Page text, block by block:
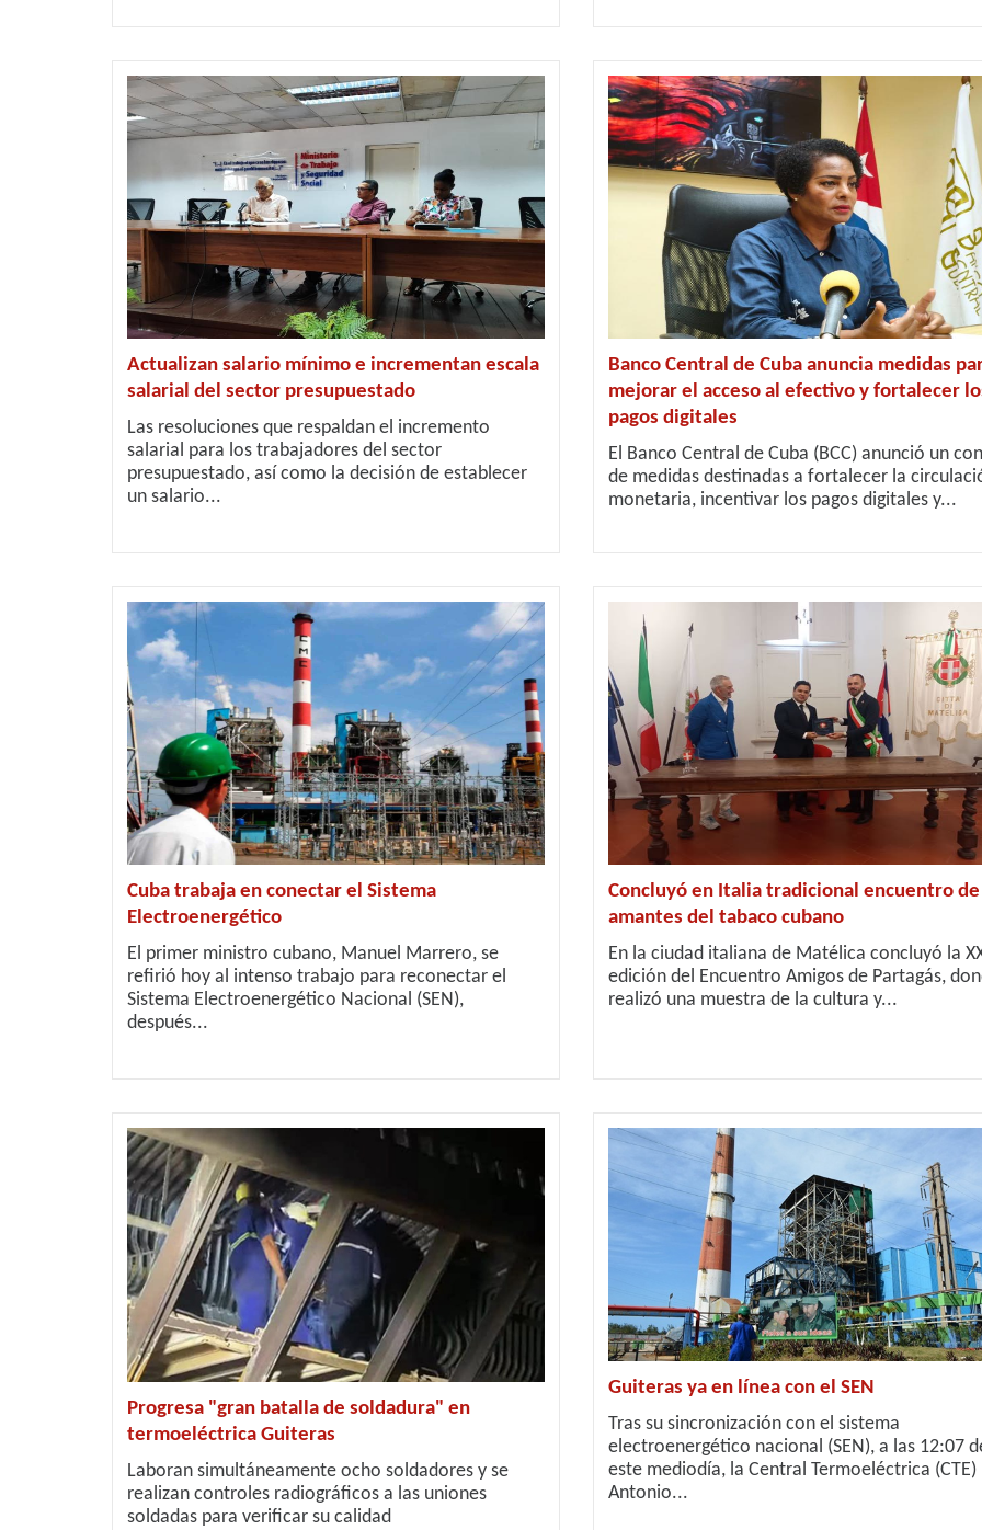
Actualizan salario mínimo e incrementan escala
salarial del sector presupuestado
Las resoluciones que respaldan el incremento
salarial para los trabajadores del sector
presupuestado, así como la decisión de establecer
un salario...
Banco Central de Cuba anuncia medidas
mejorar el acceso al efectivo y fortalecer
pagos digitales
El Banco Central de Cuba (BCC) anunció un
de medidas destinadas a fortalecer la
monetaria, incentivar los pagos digitales y...
Cuba trabaja en conectar el Sistema
Electroenergético
El primer ministro cubano, Manuel Marrero, se
refirió hoy al intenso trabajo para reconectar el
Sistema Electroenergético Nacional (SEN),
después...
Concluyó en Italia tradicional encuentro de
amantes del tabaco cubano
En la ciudad italiana de Matélica concluyó la
edición del Encuentro Amigos de Partagás,
realizó una muestra de la cultura y...
Progresa "gran batalla de soldadura" en
termoeléctrica Guiteras
Laboran simultáneamente ocho soldadores y se
realizan controles radiográficos a las uniones
soldadas para verificar su calidad
Guiteras ya en línea con el SEN
Tras su sincronización con el sistema
electroenergético nacional (SEN), a las 12:07
este mediodía, la Central Termoeléctrica (CTE)
Antonio...